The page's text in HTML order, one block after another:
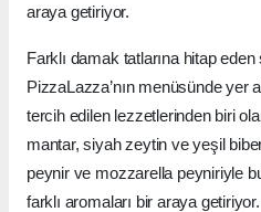
araya getiriyor.
Farklı damak tatlarına hitap
PizzaLazza’nın menüsünde yer
tercih edilen lezzetlerinden biri
mantar, siyah zeytin ve yeşil
peynir ve mozzarella peyniriyle
farklı aromaları bir araya getiriyor.